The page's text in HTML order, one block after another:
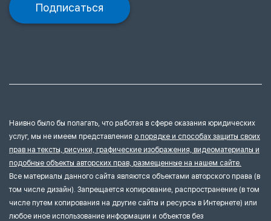
Подписаться
Наивно было бы полагать, что работая в сфере оказания юридических
услуг, мы не имеем представления о порядке и способах защиты своих
прав на тексты, рисунки, графические изображения, видеоматериалы и
подобные объекты авторских прав, размещенные на нашем сайте.
Все материалы данного сайта являются объектами авторского права (в
том числе дизайн). Запрещается копирование, распространение (в том
числе путем копирования на другие сайты и ресурсы в Интернете) или
любое иное использование информации и объектов без